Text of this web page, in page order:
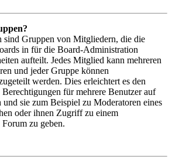
sind Gruppen von Mitgliedern, die die
in für die Board-Administration
aufteilt. Jedes Mitglied kann mehreren
und jeder Gruppe können
werden. Dies erleichtert es den
für mehrere Benutzer auf
und sie zum Beispiel zu Moderatoren eines
oder ihnen Zugriff zu einem
zu geben.